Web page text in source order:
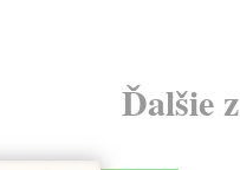
Ďalšie